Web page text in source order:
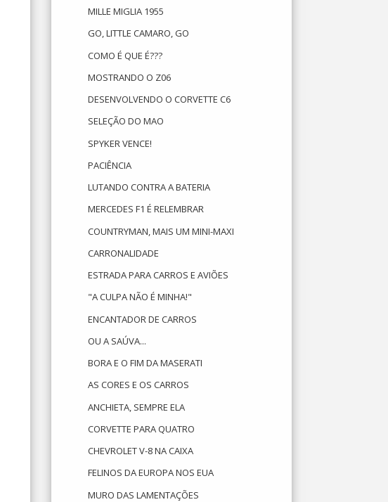
MILLE MIGLIA 1955
GO, LITTLE CAMARO, GO
COMO É QUE É???
MOSTRANDO O Z06
DESENVOLVENDO O CORVETTE C6
SELEÇÃO DO MAO
SPYKER VENCE!
PACIÊNCIA
LUTANDO CONTRA A BATERIA
MERCEDES F1 É RELEMBRAR
COUNTRYMAN, MAIS UM MINI-MAXI
CARRONALIDADE
ESTRADA PARA CARROS E AVIÕES
"A CULPA NÃO É MINHA!"
ENCANTADOR DE CARROS
OU A SAÚVA...
BORA E O FIM DA MASERATI
AS CORES E OS CARROS
ANCHIETA, SEMPRE ELA
CORVETTE PARA QUATRO
CHEVROLET V-8 NA CAIXA
FELINOS DA EUROPA NOS EUA
MURO DAS LAMENTAÇÕES